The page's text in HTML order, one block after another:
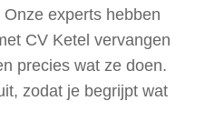
experts hebben
CV Ketel vervangen
precies wat ze doen.
zodat je begrijpt wat